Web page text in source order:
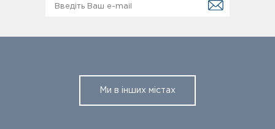
Ми в інших містах